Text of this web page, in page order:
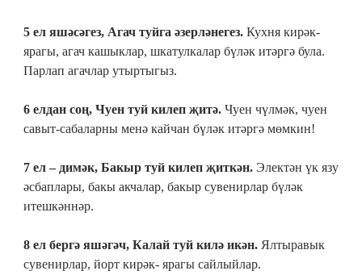
5 ел яшәсәгез, Агач туйга әзерләнегез. Кухня кирәк-
ярагы, агач кашыклар, шкатулкалар бүләк итәргә була.
Парлап агачлар утыртыгыз.
6 елдан соң, Чуен туй килеп җитә. Чуен чүлмәк, чуен
савыт-сабаларны менә кайчан бүләк итәргә мөмкин!
7 ел – димәк, Бакыр туй килеп җиткән. Электән үк язу
әсбаплары, бакы акчалар, бакыр сувенирлар бүләк
итешкәннәр.
8 ел бергә яшәгәч, Калай туй килә икән. Ялтыравык
сувенирлар, йорт кирәк- ярагы сайлыйлар.